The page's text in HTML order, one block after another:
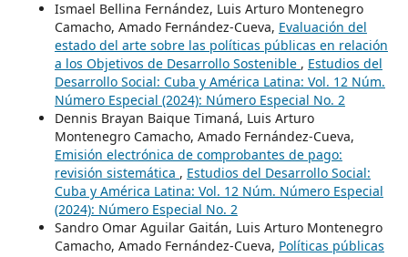
Ismael Bellina Fernández, Luis Arturo Montenegro
Camacho, Amado Fernández-Cueva, Evaluación del
estado del arte sobre las políticas públicas en relación
a los Objetivos de Desarrollo Sostenible , Estudios del
Desarrollo Social: Cuba y América Latina: Vol. 12 Núm.
Número Especial (2024): Número Especial No. 2
Dennis Brayan Baique Timaná, Luis Arturo
Montenegro Camacho, Amado Fernández-Cueva,
Emisión electrónica de comprobantes de pago:
revisión sistemática , Estudios del Desarrollo Social:
Cuba y América Latina: Vol. 12 Núm. Número Especial
(2024): Número Especial No. 2
Sandro Omar Aguilar Gaitán, Luis Arturo Montenegro
Camacho, Amado Fernández-Cueva, Políticas públicas